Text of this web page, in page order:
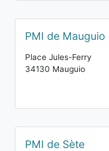
PMI de Mauguio
Place Jules-Ferry
34130 Mauguio
PMI de Sète